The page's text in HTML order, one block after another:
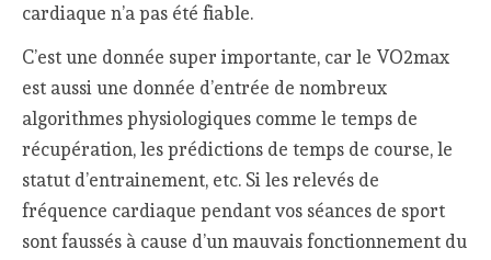
cardiaque n’a pas été fiable.
C’est une donnée super importante, car le VO2max
est aussi une donnée d’entrée de nombreux
algorithmes physiologiques comme le temps de
récupération, les prédictions de temps de course, le
statut d’entrainement, etc. Si les relevés de
fréquence cardiaque pendant vos séances de sport
sont faussés à cause d’un mauvais fonctionnement du